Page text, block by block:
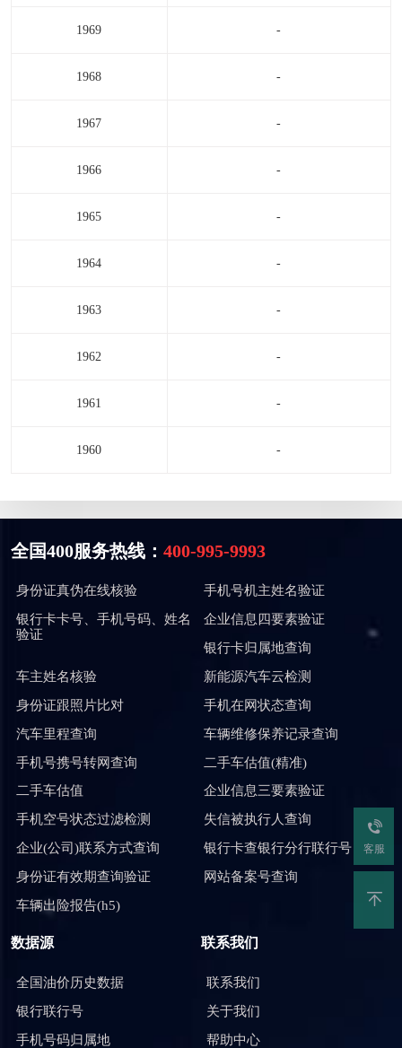
1969 -
1968 -
1967 -
1966 -
1965 -
1964 -
1963 -
1962 -
1961 -
1960 -
全国400服务热线： 400-995-9993
身份证真伪在线核验
手机号机主姓名验证
银行卡卡号、手机号码、姓名
验证
企业信息四要素验证
银行卡归属地查询
车主姓名核验
新能源汽车云检测
身份证跟照片比对
手机在网状态查询
汽车里程查询
车辆维修保养记录查询
手机号携号转网查询
二手车估值(精准)
二手车估值
企业信息三要素验证
手机空号状态过滤检测
失信被执行人查询
企业(公司)联系方式查询
银行卡查银行分行联行号
身份证有效期查询验证
网站备案号查询
车辆出险报告(h5)
数据源
全国油价历史数据
银行联行号
手机号码归属地
联系我们
联系我们
关于我们
帮助中心
客服